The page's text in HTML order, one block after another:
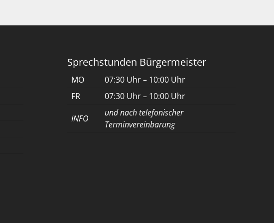
Sprechstunden Bürgermeister
MO
07:30 Uhr – 10:00 Uhr
FR
07:30 Uhr – 10:00 Uhr
INFO
und nach telefonischer
Terminvereinbarung